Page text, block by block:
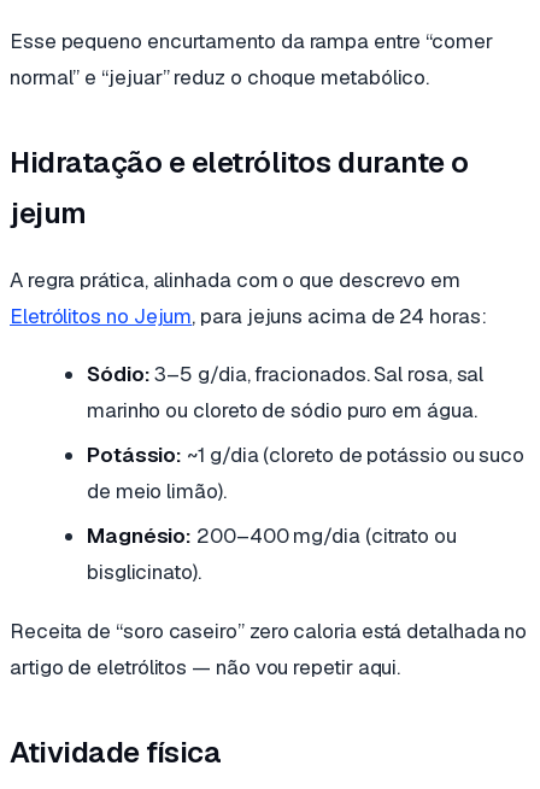
Esse pequeno encurtamento da rampa entre “comer
normal” e “jejuar” reduz o choque metabólico.
Hidratação e eletrólitos durante o
jejum
A regra prática, alinhada com o que descrevo em
Eletrólitos no Jejum, para jejuns acima de 24 horas:
Sódio:3–5 g/dia, fracionados. Sal rosa, sal
marinho ou cloreto de sódio puro em água.
Potássio: ~1 g/dia (cloreto de potássio ou suco
de meio limão).
Magnésio: 200–400 mg/dia (citrato ou
bisglicinato).
Receita de “soro caseiro” zero caloria está detalhada no
artigo de eletrólitos — não vou repetir aqui.
Atividade física